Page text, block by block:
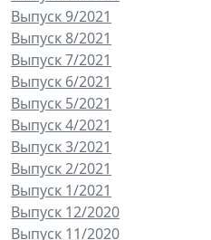
Выпуск 9/2021
Выпуск 8/2021
Выпуск 7/2021
Выпуск 6/2021
Выпуск 5/2021
Выпуск 4/2021
Выпуск 3/2021
Выпуск 2/2021
Выпуск 1/2021
Выпуск 12/2020
Выпуск 11/2020